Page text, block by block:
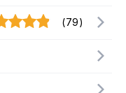
(79)